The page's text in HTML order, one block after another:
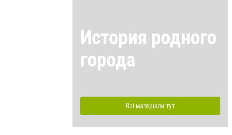
История родного
города
Всі матеріали тут